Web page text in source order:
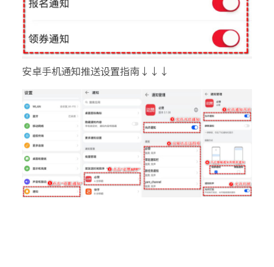
安卓手机通知推送设置指南↓↓↓